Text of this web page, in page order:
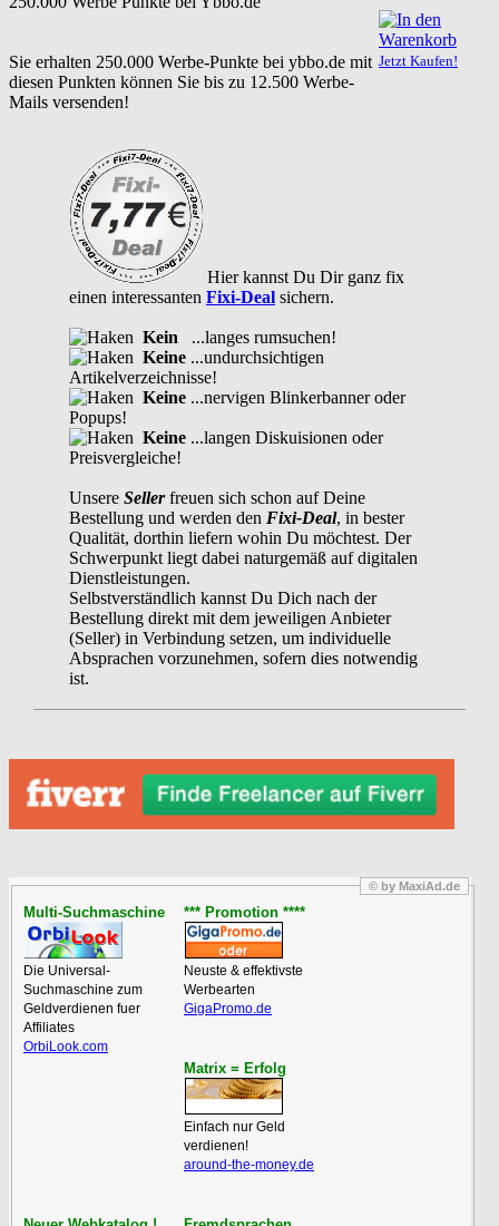
Jetzt Kaufen!
Sie erhalten 250.000 Werbe-Punkte bei ybbo.de mit
diesen Punkten können Sie bis zu 12.500 Werbe-
Mails versenden!
Hier kannst Du Dir ganz fix
einen interessanten Fixi-Deal sichern.
Kein ...langes rumsuchen!
Keine ...undurchsichtigen
Artikelverzeichnisse!
Keine ...nervigen Blinkerbanner oder
Popups!
Keine ...langen Diskuisionen oder
Preisvergleiche!
Unsere Sellerfreuen sich schon auf Deine
Bestellung und werden den Fixi-Deal, in bester
Qualität, dorthin liefern wohin Du möchtest. Der
Schwerpunkt liegt dabei naturgemäß auf digitalen
Dienstleistungen.
Selbstverständlich kannst Du Dich nach der
Bestellung direkt mit dem jeweiligen Anbieter
(Seller) in Verbindung setzen, um individuelle
Absprachen vorzunehmen, sofern dies notwendig
ist.
© by MaxiAd.de
Multi-Suchmaschine
Die Universal-
Suchmaschine zum
Geldverdienen fuer
Affiliates
OrbiLook.com
*** Promotion ****
Neuste & effektivste
Werbearten
GigaPromo.de
Matrix = Erfolg
Einfach nur Geld
verdienen!
around-the-money.de